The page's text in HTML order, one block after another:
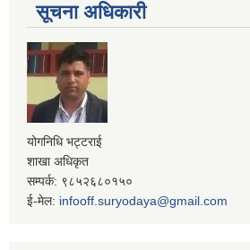
सूचना अधिकारी
योगनिधि भट्टराई
शाखा अधिकृत
सम्पर्क: ९८५२६८०१५०
ई-मेल: infooff.suryodaya@gmail.com